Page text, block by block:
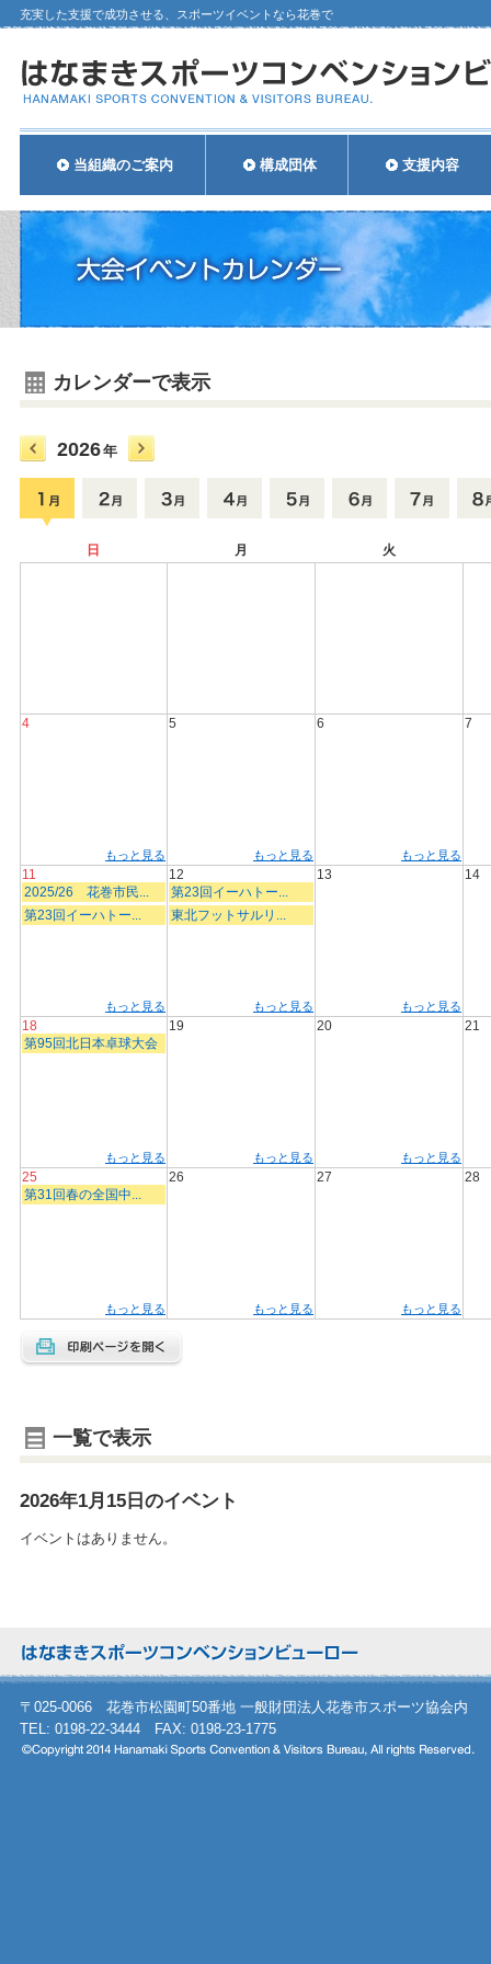
充実した支援で成功させる、スポーツイベントなら花巻で
当組織のご案内 構成団体 支援内容
カレンダーで表示
2026年
日 月 火
4
もっと見る
5
もっと見る
6
もっと見る
7
11
2025/26 花巻市民...
第23回イーハトー...
もっと見る
12
第23回イーハトー...
東北フットサルリ...
もっと見る
13
もっと見る
14
18
第95回北日本卓球大会
もっと見る
19
もっと見る
20
もっと見る
21
25
第31回春の全国中...
もっと見る
26
もっと見る
27
もっと見る
28
一覧で表示
2026年1月15日のイベント
イベントはありません。
〒025-0066 花巻市松園町50番地 一般財団法人花巻市スポーツ協会内
TEL: 0198-22-3444 FAX: 0198-23-1775